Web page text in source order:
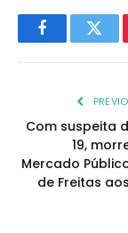
Facebook
Com suspeita
19,
Mercado
de Freitas